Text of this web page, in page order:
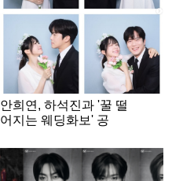
안희연, 하석진과 '꿀 떨
어지는 웨딩화보' 공